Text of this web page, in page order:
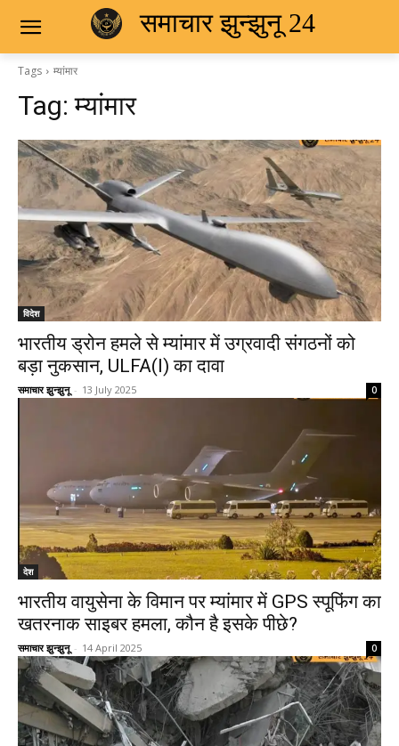
समाचार झुन्झुनू 24
Tags म्यांमार
Tag:म्यांमार
विदेश
भारतीय ड्रोन हमले से म्यांमार में उग्रवादी संगठनों को
बड़ा नुकसान, ULFA(I) का दावा
समाचार झुन्झुनू - 13 July 2025 0
देश
भारतीय वायुसेना के विमान पर म्यांमार में GPS स्पूफिंग का
खतरनाक साइबर हमला, कौन है इसके पीछे?
समाचार झुन्झुनू - 14 April 2025 0